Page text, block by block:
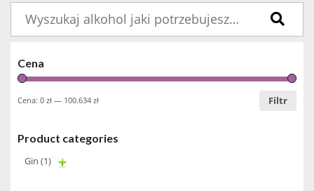
Cena
Filtr
Cena: 0 zł — 100.634 zł
Product categories
Gin (1)